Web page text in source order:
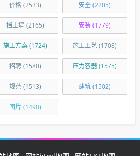
价格(2533) 安全(2205)
挡土墙(2165) 安装(1779)
施工方案(1724) 施工工艺 (1708)
招聘(1580) 压力容器(1575)
规范(1513) 建筑(1502)
图片 (1490)